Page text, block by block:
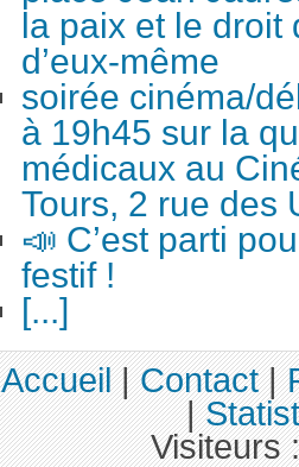
la paix et le
d’eux-même
soirée cinéma/
à 19h45 sur la
médicaux au
Tours, 2 rue des
📣 C’est parti
festif !
[...]
Accueil|Contact|
|
Visiteurs